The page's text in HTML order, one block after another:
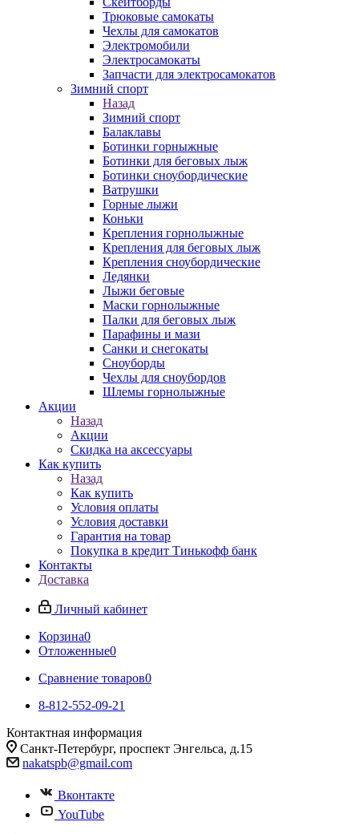
Трюковые самокаты
Чехлы для самокатов
Электромобили
Электросамокаты
Запчасти для электросамокатов
Зимний спорт
Назад
Зимний спорт
Балаклавы
Ботинки горныжные
Ботинки для беговых лыж
Ботинки сноубордические
Ватрушки
Горные лыжи
Коньки
Крепления горнолыжные
Крепления для беговых лыж
Крепления сноубордические
Ледянки
Лыжи беговые
Маски горнолыжные
Палки для беговых лыж
Парафины и мази
Санки и снегокаты
Сноуборды
Чехлы для сноубордов
Шлемы горнолыжные
Акции
Назад
Акции
Скидка на аксессуары
Как купить
Назад
Как купить
Условия оплаты
Условия доставки
Гарантия на товар
Покупка в кредит Тинькофф банк
Контакты
Доставка
Личный кабинет
Корзина0
Отложенные0
Сравнение товаров0
8-812-552-09-21
Контактная информация
Санкт-Петербург, проспект Энгельса, д.15
nakatspb@gmail.com
Вконтакте
YouTube